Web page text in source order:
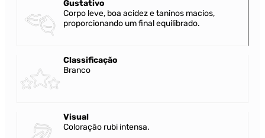
Gustativo
Corpo leve, boa acidez e taninos macios,
proporcionando um final equilibrado.
Classificação
Branco
Visual
Coloração rubi intensa.